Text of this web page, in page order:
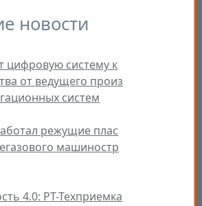
новости
цифровую систему к
от ведущего произ
систем
режущие плас
машиностр
4.0: РТ-Техприемка